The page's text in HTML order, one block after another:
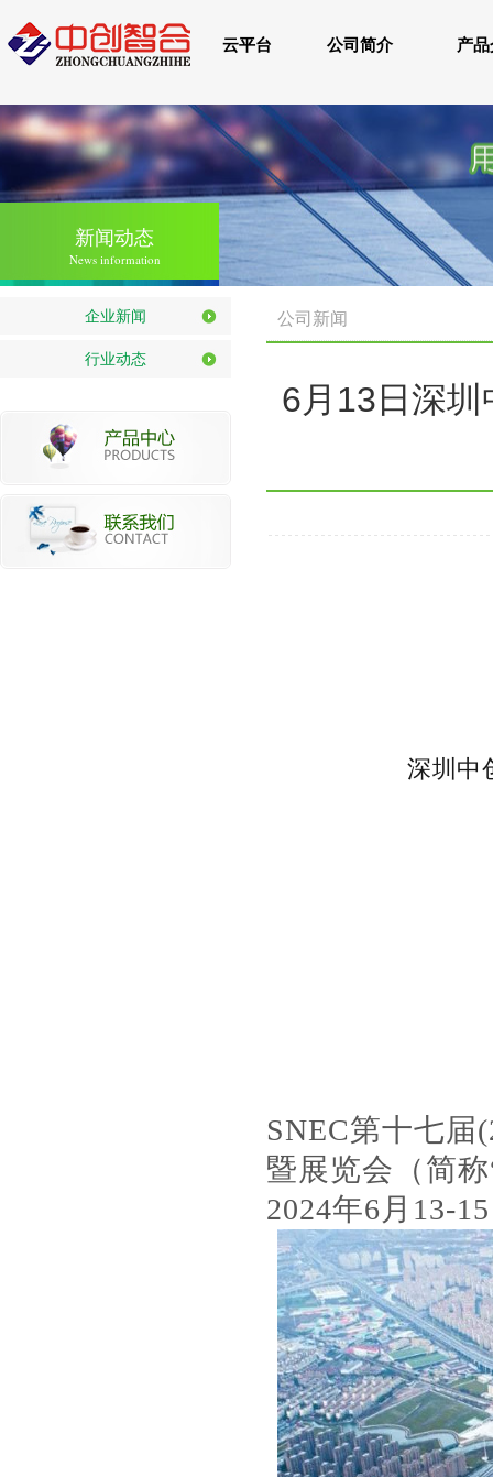
云平台 公司简介 产
新闻动态
News information
企业新闻
行业动态
公司新闻
6月13日深
深圳中
SNEC第十七
暨展览会（简
2024年6月13-